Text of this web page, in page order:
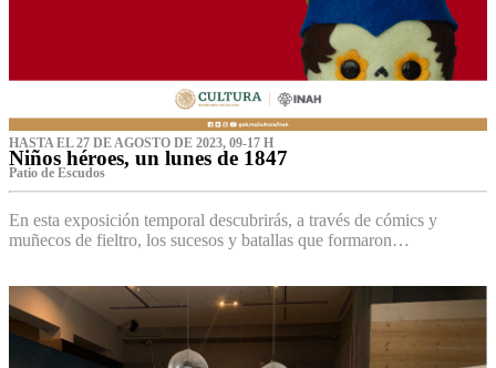
HASTA EL 27 DE AGOSTO DE 2023, 09-17 H
Niños héroes, un lunes de 1847
Patio de Escudos
En esta exposición temporal descubrirás, a través de cómics y
muñecos de fieltro, los sucesos y batallas que formaron…